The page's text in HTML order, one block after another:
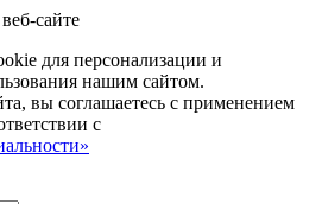
сайте
для персонализации и
нашим сайтом.
вы соглашаетесь с применением
с